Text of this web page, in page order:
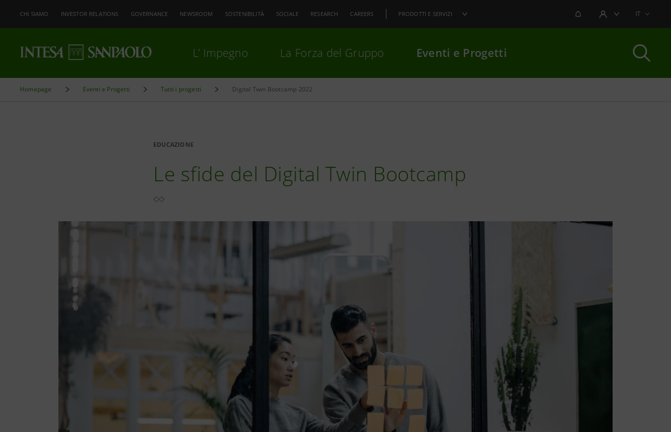
CHI SIAMO INVESTOR RELATIONS GOVERNANCE NEWSROOM SOSTENIBILITÀ SOCIALE RESEARCH CAREERS PRODOTTI E SERVIZI NOTIFICHEAREA UTENTEIT
L’ Impegno La Forza del Gruppo Eventi e Progetti
Homepage Eventi e Progetti Tutti i progetti Digital Twin Bootcamp 2022
EDUCAZIONE
Le sfide del Digital Twin Bootcamp